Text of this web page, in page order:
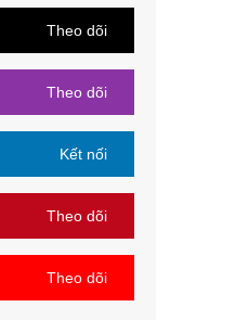
Theo dõi
Theo dõi
Kết nối
Theo dõi
Theo dõi